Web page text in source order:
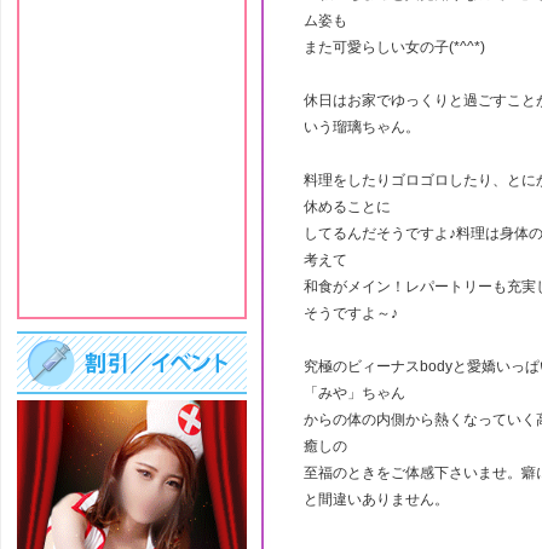
ム姿も
また可愛らしい女の子(*^^*)
休日はお家でゆっくりと過ごすこと
いう瑠璃ちゃん。
料理をしたりゴロゴロしたり、とに
休めることに
してるんだそうですよ♪料理は身体
考えて
和食がメイン！レパートリーも充実
そうですよ～♪
究極のビィーナスbodyと愛嬌いっ
「みや」ちゃん
からの体の内側から熱くなっていく
癒しの
至福のときをご体感下さいませ。癖
と間違いありません。